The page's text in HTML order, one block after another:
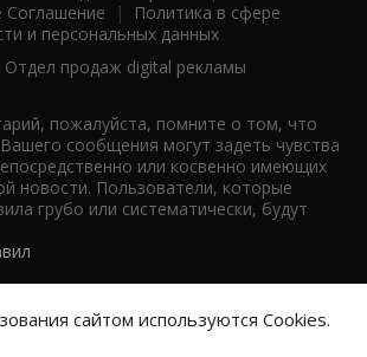
Соглашение |
Политика в сфере
и персональных данных
Отдел продаж digital рекламы
пожалуйста, помните о том, что
сообщения могут задеть чувства
или косвенно имеющих
новости. Пользователи, которые
грубо или систематически, будут
сайтом используются Cookies.